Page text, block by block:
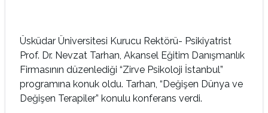
Üsküdar Üniversitesi Kurucu Rektörü- Psikiyatrist
Prof. Dr. Nevzat Tarhan, Akansel Eğitim Danışmanlık
Firmasının düzenlediği “Zirve Psikoloji İstanbul”
programına konuk oldu. Tarhan, “Değişen Dünya ve
Değişen Terapiler” konulu konferans verdi.